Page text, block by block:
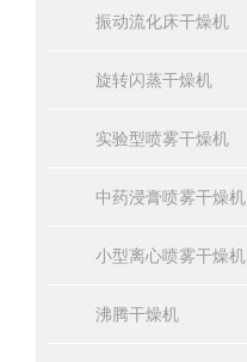
振动流化床干燥机
旋转闪蒸干燥机
实验型喷雾干燥机
中药浸膏喷雾干燥机
小型离心喷雾干燥机
沸腾干燥机